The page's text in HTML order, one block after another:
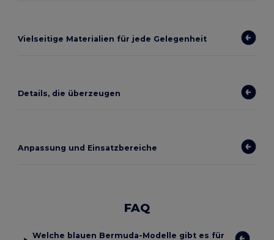
Vielseitige Materialien für jede Gelegenheit
Details, die überzeugen
Anpassung und Einsatzbereiche
FAQ
Welche blauen Bermuda-Modelle gibt es für